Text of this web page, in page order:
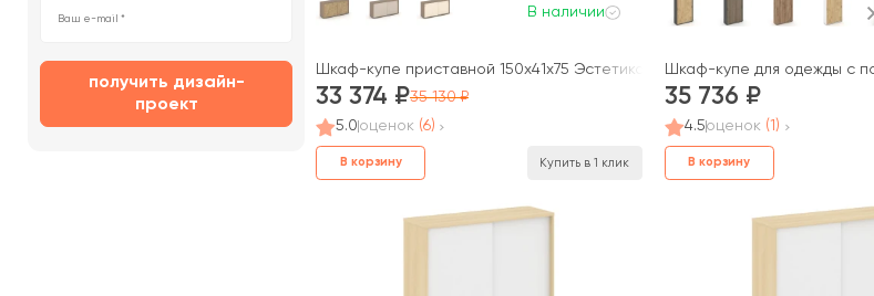
получить дизайн-
проект
В наличии
Шкаф-купе приставной 150x41x75 Эстетика / Estetica
33 374
35 130
5.0 оценок (6)
В корзину Купить в 1 клик
Шкаф-купе для одежды с
35 736
4.5оценок (1)
В корзину